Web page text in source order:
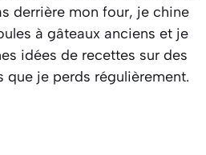
derrière mon four, je chine
à gâteaux anciens et je
idées de recettes sur des
que je perds régulièrement.